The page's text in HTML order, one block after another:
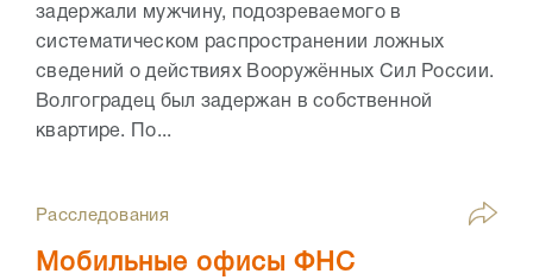
задержали мужчину, подозреваемого в
систематическом распространении ложных
сведений о действиях Вооружённых Сил России.
Волгоградец был задержан в собственной
квартире. По...
Расследования
Мобильные офисы ФНС